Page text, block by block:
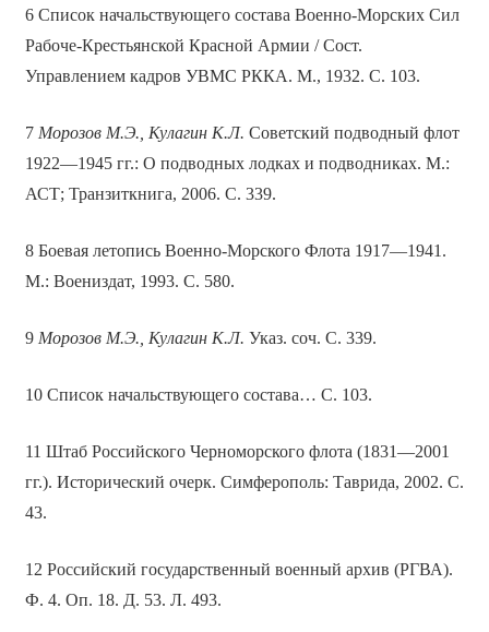
6 Список начальствующего состава Военно-Морских Сил
Рабоче-Крестьянской Красной Армии / Сост.
Управлением кадров УВМС РККА. М., 1932. С. 103.
7 Морозов М.Э., Кулагин К.Л. Советский подводный флот
1922—1945 гг.: О подводных лодках и подводниках. М.:
АСТ; Транзиткнига, 2006. С. 339.
8 Боевая летопись Военно-Морского Флота 1917—1941.
М.: Воениздат, 1993. С. 580.
9 Морозов М.Э., Кулагин К.Л. Указ. соч. С. 339.
10 Список начальствующего состава… С. 103.
11 Штаб Российского Черноморского флота (1831—2001
гг.). Исторический очерк. Симферополь: Таврида, 2002. С.
43.
12 Российский государственный военный архив (РГВА).
Ф. 4. Оп. 18. Д. 53. Л. 493.